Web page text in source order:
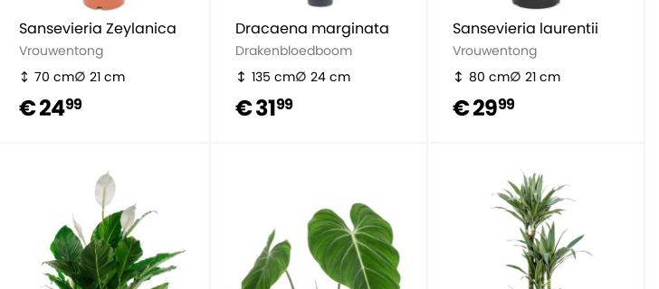
Sansevieria Zeylanica
Vrouwentong
70 cm
21 cm
€ 2499
Dracaena marginata
Drakenbloedboom
135 cm
24 cm
€ 3199
Sansevieria laurentii
Vrouwentong
80 cm
21 cm
€ 2999